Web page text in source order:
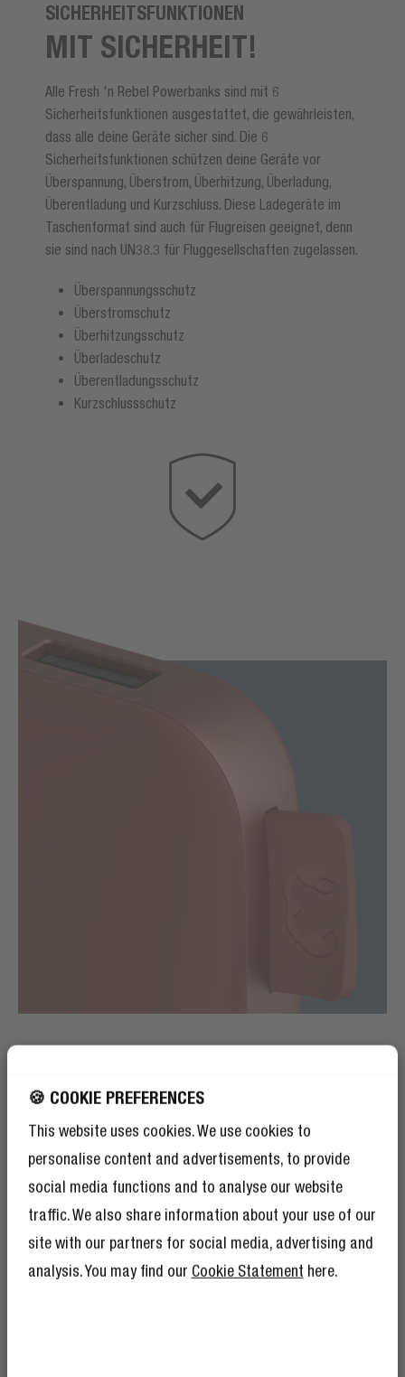
🍪 COOKIE PREFERENCES
This website uses cookies. We use cookies to
personalise content and advertisements, to provide
social media functions and to analyse our website
traffic. We also share information about your use of our
site with our partners for social media, advertising and
analysis. You may find our Cookie Statement here.
SICHERHEITSFUNKTIONEN
MIT SICHERHEIT!
Alle Fresh 'n Rebel Powerbanks sind mit 6
Sicherheitsfunktionen ausgestattet, die gewährleisten,
dass alle deine Geräte sicher sind. Die 6
Sicherheitsfunktionen schützen deine Geräte vor
Überspannung, Überstrom, Überhitzung, Überladung,
Überentladung und Kurzschluss. Diese Ladegeräte im
Taschenformat sind auch für Flugreisen geeignet, denn
sie sind nach UN38.3 für Fluggesellschaften zugelassen.
Überspannungsschutz
Überstromschutz
Überhitzungsschutz
Überladeschutz
Überentladungsschutz
Kurzschlussschutz
BIS INS DETAIL
DURCHDACHT
Die Powerbanks sind aus weichen, leichten Materialien
mit sanften Kurven gefertigt. An der Seite befindet
sich ein Etikett mit unserem geprägten Logo und auf
der Oberseite der Powerbank leuchtet eine LED zur